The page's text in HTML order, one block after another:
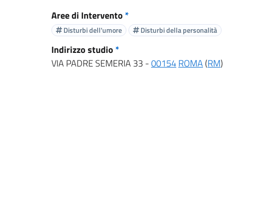
Aree di Intervento *
Disturbi dell'umore Disturbi della personalità
Indirizzo studio *
VIA PADRE SEMERIA 33 -00154ROMA(RM)